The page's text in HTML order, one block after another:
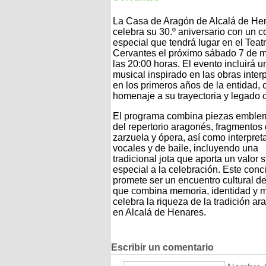
La Casa de Aragón de Alcalá de
celebra su 30.º aniversario con un
especial que tendrá lugar en el
Cervantes el próximo sábado 7 de
las 20:00 horas. El evento incluirá
musical inspirado en las obras
en los primeros años de la entidad,
homenaje a su trayectoria y legado
El programa combina piezas
del repertorio aragonés, fragmentos
zarzuela y ópera, así como
vocales y de baile, incluyendo una
tradicional jota que aporta un valor
especial a la celebración. Este
promete ser un encuentro cultural
que combina memoria, identidad y
celebra la riqueza de la tradición
en Alcalá de Henares.
Escribir un comentario